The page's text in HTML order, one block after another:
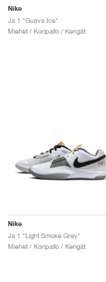
Nike
Ja 1 "Guava Ice"
Miehet / Koripallo / Kengät
Nike
Ja 1 "Light Smoke Grey"
Miehet / Koripallo / Kengät